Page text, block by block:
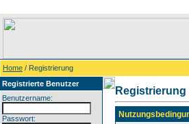
Home / Registrierung
Registrierte Benutzer
Benutzername:
Passwort:
Registrierung